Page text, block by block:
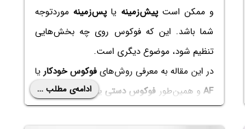
و ممکن استپیش‌زمینه یا پس‌زمینهموردتوجه
شما باشد. این که فوکوس روی چه بخش‌هایی
تنظیم شود، موضوع دیگری است.
در این مقاله به معرفی روش‌هایفوکوس خودکار یا
AFو همین‌طور فوکوس دستی یا MFدر دوربین‌ها
می‌پردازیم که برای هر عکاسی ضروری است. با ما
ادامه‌ی مطلب ...